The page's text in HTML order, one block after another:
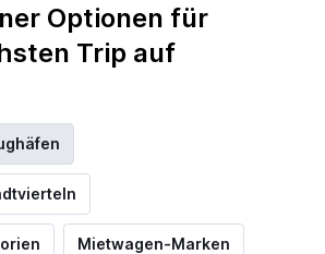
Optionen für
Trip auf
Mietwagen-Marken